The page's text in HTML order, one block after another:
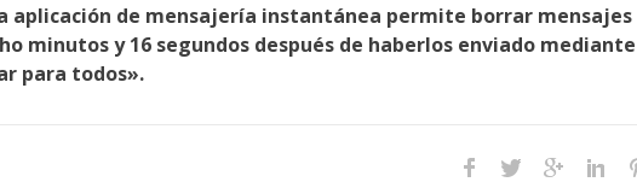
aplicación de mensajería instantánea permite borrar mensajes
minutos y 16 segundos después de haberlos enviado mediante
para todos».